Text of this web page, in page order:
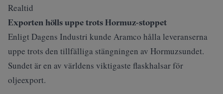
Realtid
Exporten hölls uppe trots Hormuz‑stoppet
Enligt Dagens Industri kunde Aramco hålla leveranserna
uppe trots den tillfälliga stängningen av Hormuzsundet.
Sundet är en av världens viktigaste flaskhalsar för
oljeexport.